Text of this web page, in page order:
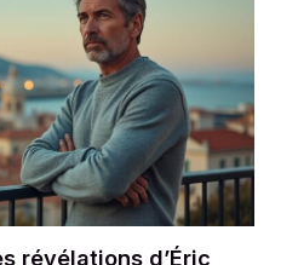
révélations d’Éric